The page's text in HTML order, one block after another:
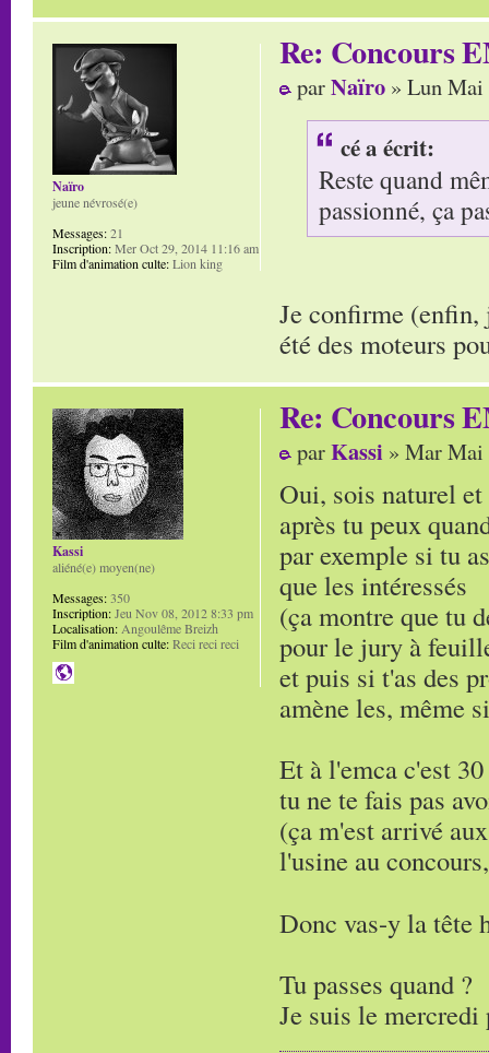
Re: Concours
parNaïro » Lun Mai
cé a écrit:
Reste quand
passionné, ça
Je confirme (enfin,
été des moteurs
Naïro
jeune névrosé(e)
Messages:21
Inscription:Mer Oct 29, 2014 11:16 am
Film d'animation culte:Lion king
Re: Concours
parKassi » Mar Mai
Oui, sois naturel
après tu peux
par exemple si tu
que les intéressés
(ça montre que tu
pour le jury à
et puis si t'as des
amène les, même
Et à l'emca c'est
tu ne te fais pas
(ça m'est arrivé
l'usine au
Donc vas-y la tête
Tu passes quand ?
Je suis le mercredi
Kassi
aliéné(e) moyen(ne)
Messages:350
Inscription:Jeu Nov 08, 2012 8:33 pm
Localisation: Angoulême Breizh
Film d'animation culte:Reci reci reci